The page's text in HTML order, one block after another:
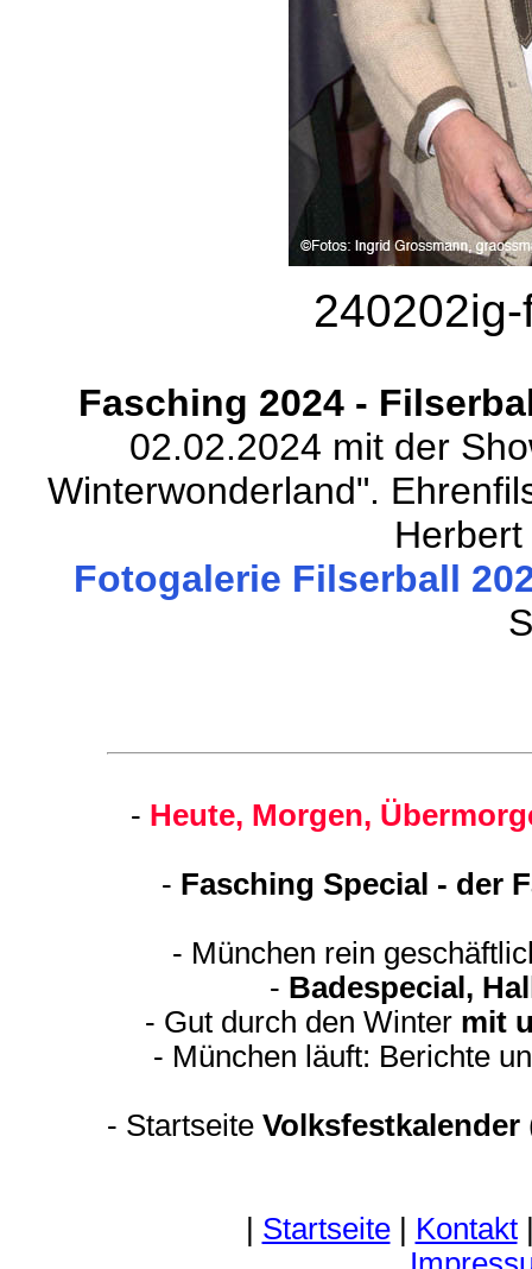
Fasching 2024 -
02.02.2024 mit der
Winterwonderland".
Fotogalerie Filserball
- Heute, Morgen,
- Fasching Special - der
- München rein
- Badespecial,
- Gut durch den Winter mit
- München läuft: Berichte
- Startseite Volksfestkalender
Startseite| Kontakt